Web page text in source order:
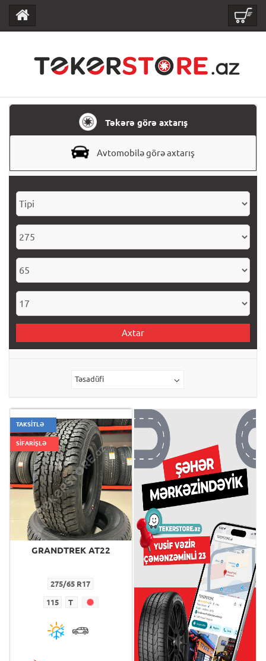
Təkərə görə axtarış
Avtomobilə görə axtarış
Axtar
Təsadüfi
TAKSİTLƏ
SİFARİŞLƏ
GRANDTREK AT22
275/65 R17
115 T
Bravo AT 771
275/65 R17
115 T